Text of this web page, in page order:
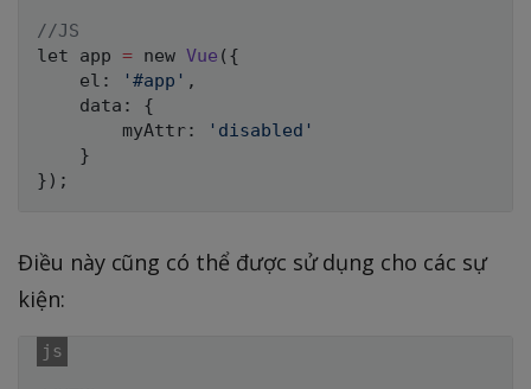
//JS
let app = new Vue ( {
    el
: '#app' ,
    data
:
{
        myAttr
:
'disabled'
}
} ) ;
Điều này cũng có thể được sử dụng cho các sự
kiện: